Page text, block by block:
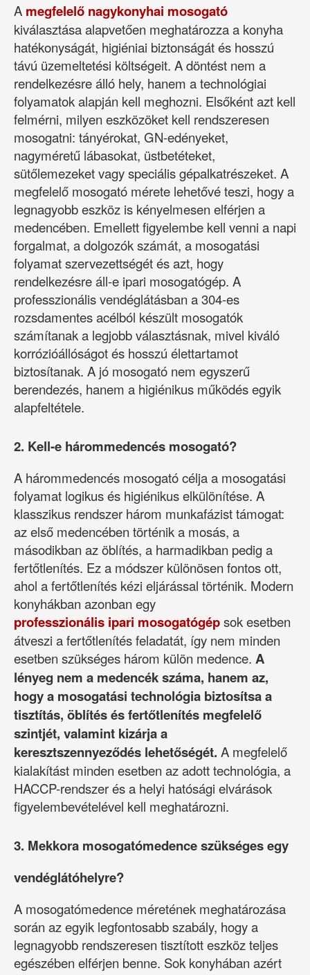
A megfelelő nagykonyhai mosogató
kiválasztása alapvetően meghatározza a konyha
hatékonyságát, higiéniai biztonságát és hosszú
távú üzemeltetési költségeit. A döntést nem a
rendelkezésre álló hely, hanem a technológiai
folyamatok alapján kell meghozni. Elsőként azt kell
felmérni, milyen eszközöket kell rendszeresen
mosogatni: tányérokat, GN-edényeket,
nagyméretű lábasokat, üstbetéteket,
sütőlemezeket vagy speciális gépalkatrészeket. A
megfelelő mosogató mérete lehetővé teszi, hogy a
legnagyobb eszköz is kényelmesen elférjen a
medencében. Emellett figyelembe kell venni a napi
forgalmat, a dolgozók számát, a mosogatási
folyamat szervezettségét és azt, hogy
rendelkezésre áll-e ipari mosogatógép. A
professzionális vendéglátásban a 304-es
rozsdamentes acélból készült mosogatók
számítanak a legjobb választásnak, mivel kiváló
korrózióállóságot és hosszú élettartamot
biztosítanak. A jó mosogató nem egyszerű
berendezés, hanem a higiénikus működés egyik
alapfeltétele.
2. Kell-e hárommedencés mosogató?
A hárommedencés mosogató célja a mosogatási
folyamat logikus és higiénikus elkülönítése. A
klasszikus rendszer három munkafázist támogat:
az első medencében történik a mosás, a
másodikban az öblítés, a harmadikban pedig a
fertőtlenítés. Ez a módszer különösen fontos ott,
ahol a fertőtlenítés kézi eljárással történik. Modern
konyhákban azonban egy
professzionális ipari mosogatógépsok esetben
átveszi a fertőtlenítés feladatát, így nem minden
esetben szükséges három külön medence. A
lényeg nem a medencék száma, hanem az,
hogy a mosogatási technológia biztosítsa a
tisztítás, öblítés és fertőtlenítés megfelelő
szintjét, valamint kizárja a
keresztszennyeződés lehetőségét. A megfelelő
kialakítást minden esetben az adott technológia, a
HACCP-rendszer és a helyi hatósági elvárások
figyelembevételével kell meghatározni.
3. Mekkora mosogatómedence szükséges egy
vendéglátóhelyre?
A mosogatómedence méretének meghatározása
során az egyik legfontosabb szabály, hogy a
legnagyobb rendszeresen tisztított eszköz teljes
egészében elférjen benne. Sok konyhában azért